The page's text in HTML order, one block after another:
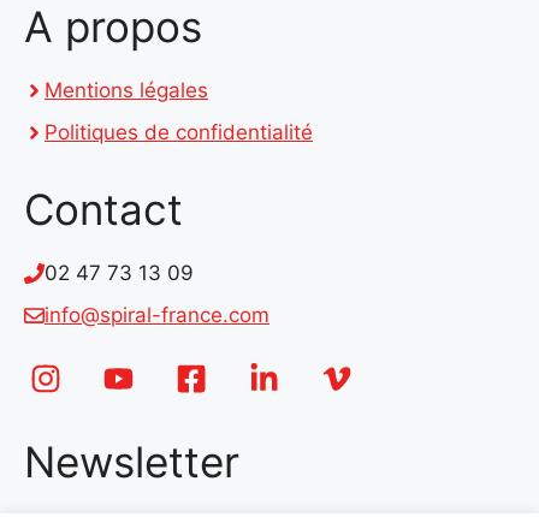
A propos
Mentions légales
Politiques de confidentialité
Contact
02 47 73 13 09
info@spiral-france.com
Newsletter